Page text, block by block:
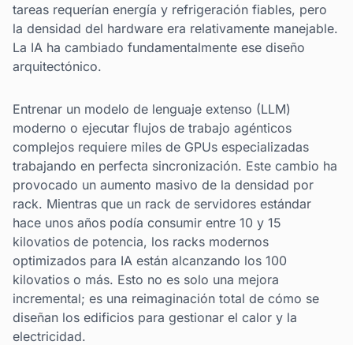
tareas requerían energía y refrigeración fiables, pero
la densidad del hardware era relativamente manejable.
La IA ha cambiado fundamentalmente ese diseño
arquitectónico.
Entrenar un modelo de lenguaje extenso (LLM)
moderno o ejecutar flujos de trabajo agénticos
complejos requiere miles de GPUs especializadas
trabajando en perfecta sincronización. Este cambio ha
provocado un aumento masivo de la densidad por
rack. Mientras que un rack de servidores estándar
hace unos años podía consumir entre 10 y 15
kilovatios de potencia, los racks modernos
optimizados para IA están alcanzando los 100
kilovatios o más. Esto no es solo una mejora
incremental; es una reimaginación total de cómo se
diseñan los edificios para gestionar el calor y la
electricidad.